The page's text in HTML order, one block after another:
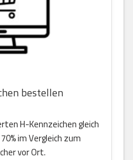
bestellen
H-Kennzeichen gleich
im Vergleich zum
vor Ort.